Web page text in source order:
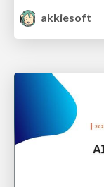
akkiesoft